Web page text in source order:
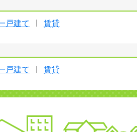
戸建て 賃貸
戸建て 賃貸